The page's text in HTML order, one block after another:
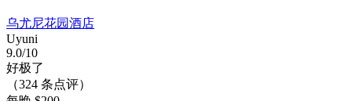
乌尤尼花园酒店
Uyuni
9.0/10
好极了
（324 条点评）